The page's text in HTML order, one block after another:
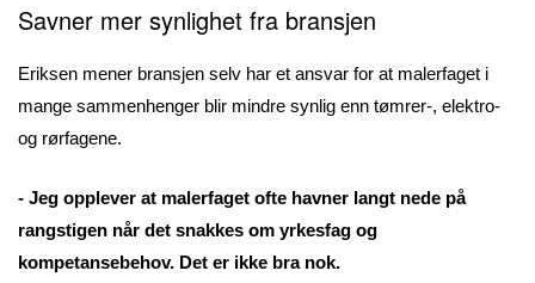
Savner mer synlighet fra bransjen
Eriksen mener bransjen selv har et ansvar for at malerfaget i
mange sammenhenger blir mindre synlig enn tømrer-, elektro-
og rørfagene.
- Jeg opplever at malerfaget ofte havner langt nede på
rangstigen når det snakkes om yrkesfag og
kompetansebehov. Det er ikke bra nok.